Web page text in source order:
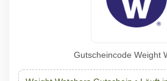
Gutscheincode Weight